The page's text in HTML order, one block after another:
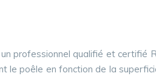
qualifié et certifié
le poêle en fonction de la